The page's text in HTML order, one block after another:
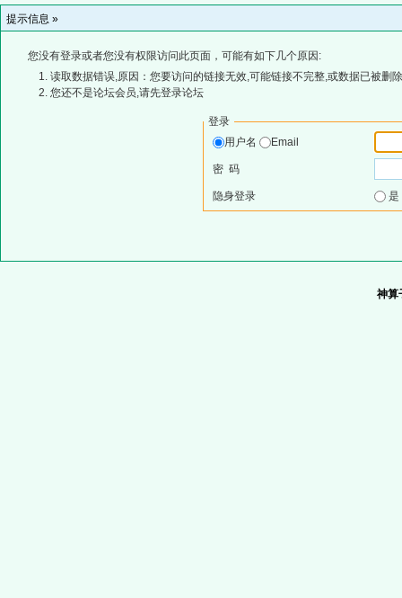
提示信息 »
您没有登录或者您没有权限访问此页面，可能有如下几个原因:
读取数据错误,原因：您要访问的链接无效,可能链接不完整,或数据已被删
您还不是论坛会员,请先登录论坛
登录
用户名
Email
密 码
隐身登录
神算